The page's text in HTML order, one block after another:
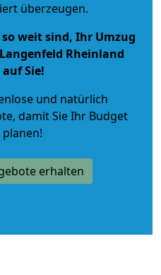
überzeugen.
weit sind, Ihr Umzug
Rheinland
Sie!
und natürlich
, damit Sie Ihr Budget
erhalten